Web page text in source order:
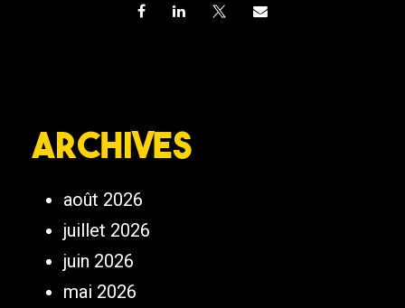
Archives
août 2026
juillet 2026
juin 2026
mai 2026